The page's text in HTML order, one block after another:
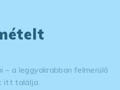
– a leggyakrabban felmerülő
itt találja.